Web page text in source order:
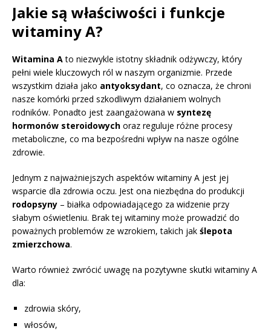
Jakie są właściwości i funkcje
witaminy A?
Witamina Ato niezwykle istotny składnik odżywczy, który
pełni wiele kluczowych ról w naszym organizmie. Przede
wszystkim działa jako antyoksydant, co oznacza, że chroni
nasze komórki przed szkodliwym działaniem wolnych
rodników. Ponadto jest zaangażowana w syntezę
hormonów steroidowych oraz reguluje różne procesy
metaboliczne, co ma bezpośredni wpływ na nasze ogólne
zdrowie.
Jednym z najważniejszych aspektów witaminy A jest jej
wsparcie dla zdrowia oczu. Jest ona niezbędna do produkcji
rodopsyny – białka odpowiadającego za widzenie przy
słabym oświetleniu. Brak tej witaminy może prowadzić do
poważnych problemów ze wzrokiem, takich jak ślepota
zmierzchowa.
Warto również zwrócić uwagę na pozytywne skutki witaminy A
dla:
zdrowia skóry,
włosów,